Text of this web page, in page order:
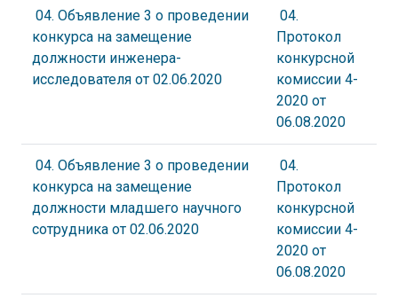
04. Объявление 3 о проведении
конкурса на замещение
должности инженера-
исследователя от 02.06.2020
04.
Протокол
конкурсной
комиссии 4-
2020 от
06.08.2020
04. Объявление 3 о проведении
конкурса на замещение
должности младшего научного
сотрудника от 02.06.2020
04.
Протокол
конкурсной
комиссии 4-
2020 от
06.08.2020